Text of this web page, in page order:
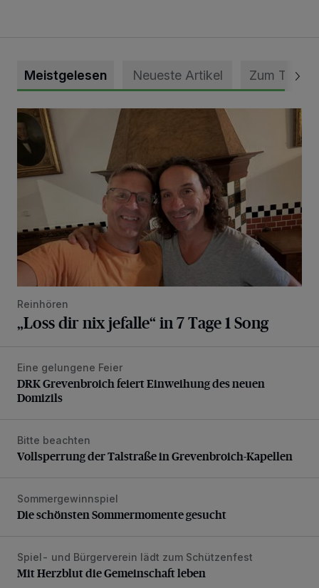
Meistgelesen Neueste Artikel Zum Thema
„Loss dir nix jefalle“ in 7 Tage 1 Song
Reinhören
„Loss dir nix jefalle“ in 7 Tage 1 Song
DRK Grevenbroich feiert Einweihung des neuen Domizils
Eine gelungene Feier
DRK Grevenbroich feiert Einweihung des neuen
Domizils
Vollsperrung der Talstraße in Grevenbroich-Kapellen
Bitte beachten
Vollsperrung der Talstraße in Grevenbroich-Kapellen
Die schönsten Sommermomente gesucht
Sommergewinnspiel
Die schönsten Sommermomente gesucht
Mit Herzblut die Gemeinschaft leben
Spiel- und Bürgerverein lädt zum Schützenfest
Mit Herzblut die Gemeinschaft leben